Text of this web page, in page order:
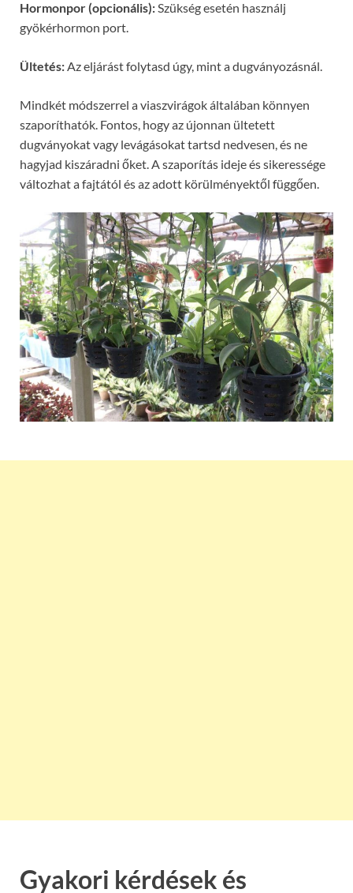
Hormonpor (opcionális):Szükség esetén használj
gyökérhormon port.
Ültetés:Az eljárást folytasd úgy, mint a dugványozásnál.
Mindkét módszerrel a viaszvirágok általában könnyen
szaporíthatók. Fontos, hogy az újonnan ültetett
dugványokat vagy levágásokat tartsd nedvesen, és ne
hagyjad kiszáradni őket. A szaporítás ideje és sikeressége
változhat a fajtától és az adott körülményektől függően.
Gyakori kérdések és